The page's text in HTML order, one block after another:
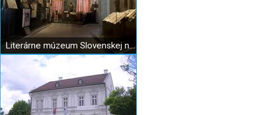
Literárne múzeum Slovenskej národnej knižnice